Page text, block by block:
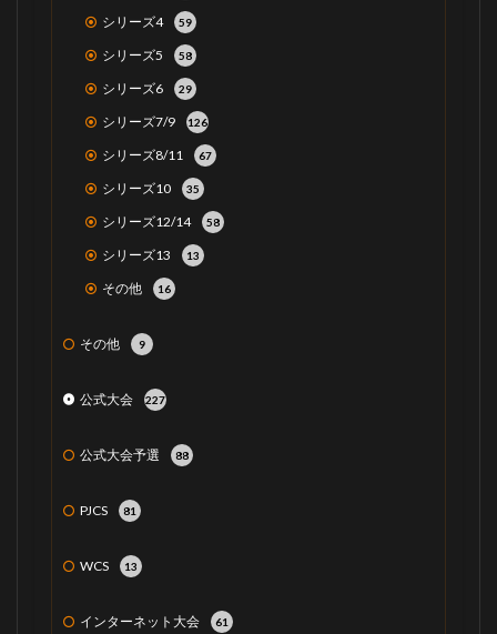
シリーズ4 59
シリーズ5 58
シリーズ6 29
シリーズ7/9 126
シリーズ8/11 67
シリーズ10 35
シリーズ12/14 58
シリーズ13 13
その他 16
その他 9
公式大会 227
公式大会予選 88
PJCS 81
WCS 13
インターネット大会 61